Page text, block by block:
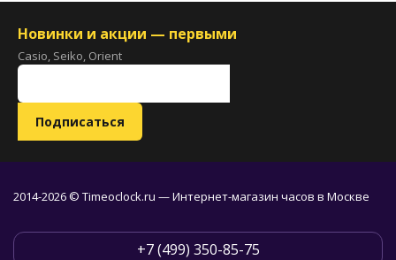
Новинки и акции — первыми
Casio, Seiko, Orient
2014-2026 © Timeoclock.ru — Интернет-магазин часов в Москве
+7 (499) 350-85-75